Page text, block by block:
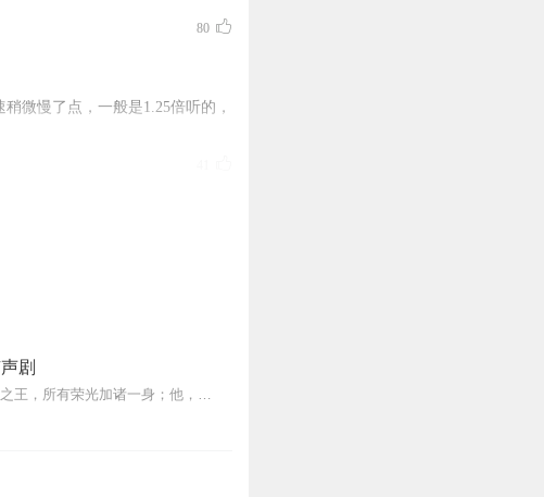
80
微慢了点，一般是1.25倍听的，
粉丝，加油，嘿嘿(^_^)
剧
内容简介他，是韩服最强路人王，各路强者对他心存敬畏；他，是S4世人眼中无冕之王，所有荣光加诸一身；他，是最神秘的中国天才，没有人知道他的来路；他，只不过是一个...